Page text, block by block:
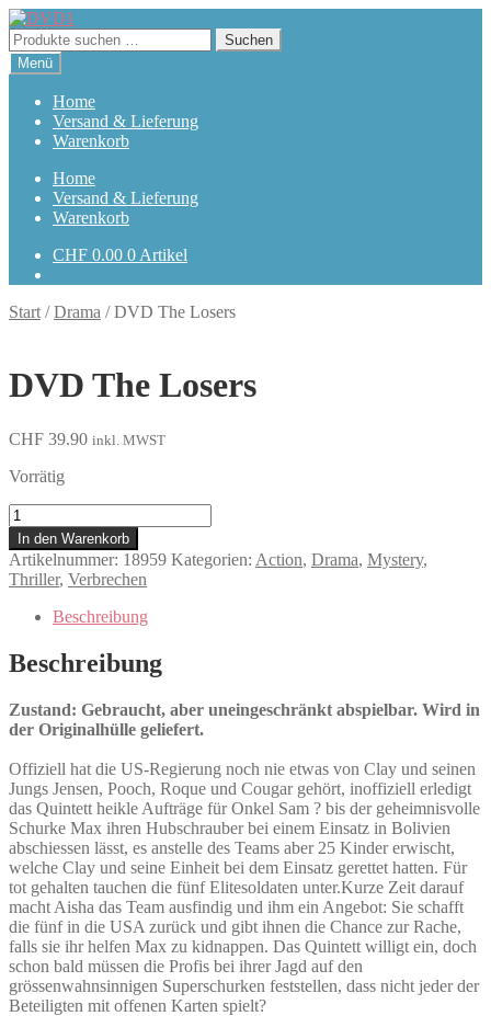
Zur
Navigation
springen
Zum
Inhalt
springen
Suchen
nach:
Suchen
Menü
Home
Versand & Lieferung
Warenkorb
Home
Versand & Lieferung
Warenkorb
CHF 0.00 0 Artikel
Start /Drama /DVD The Losers
DVD The Losers
CHF 39.90 inkl. MWST
Vorrätig
The
Losers
Menge
In den Warenkorb
Artikelnummer: 18959 Kategorien: Action, Drama, Mystery,
Thriller, Verbrechen
Beschreibung
Beschreibung
Zustand: Gebraucht, aber uneingeschränkt abspielbar. Wird in
der Originalhülle geliefert.
Offiziell hat die US-Regierung noch nie etwas von Clay und seinen
Jungs Jensen, Pooch, Roque und Cougar gehört, inoffiziell erledigt
das Quintett heikle Aufträge für Onkel Sam ? bis der geheimnisvolle
Schurke Max ihren Hubschrauber bei einem Einsatz in Bolivien
abschiessen lässt, es anstelle des Teams aber 25 Kinder erwischt,
welche Clay und seine Einheit bei dem Einsatz gerettet hatten. Für
tot gehalten tauchen die fünf Elitesoldaten unter.Kurze Zeit darauf
macht Aisha das Team ausfindig und ihm ein Angebot: Sie schafft
die fünf in die USA zurück und gibt ihnen die Chance zur Rache,
falls sie ihr helfen Max zu kidnappen. Das Quintett willigt ein, doch
schon bald müssen die Profis bei ihrer Jagd auf den
grössenwahnsinnigen Superschurken feststellen, dass nicht jeder der
Beteiligten mit offenen Karten spielt?